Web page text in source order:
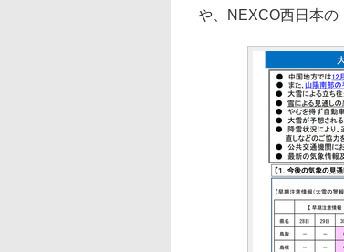
や、NEXCO西日本の